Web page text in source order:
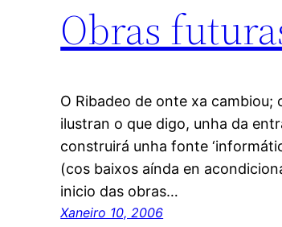
Obras
O Ribadeo de onte xa
ilustran o que digo, unha da
construirá unha fonte
(cos baixos aínda en
inicio das obras…
Xaneiro 10, 2006